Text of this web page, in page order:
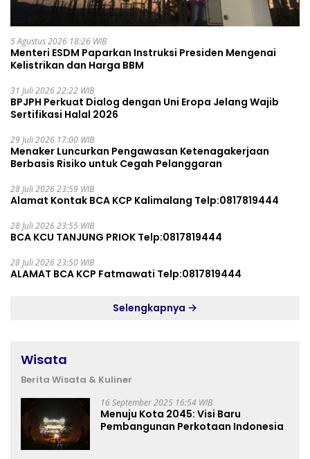
5 Agustus 2026 18:26 WIB
Menteri ESDM Paparkan Instruksi Presiden Mengenai
Kelistrikan dan Harga BBM
31 Juli 2026 22:22 WIB
BPJPH Perkuat Dialog dengan Uni Eropa Jelang Wajib
Sertifikasi Halal 2026
29 Juli 2026 17:00 WIB
Menaker Luncurkan Pengawasan Ketenagakerjaan
Berbasis Risiko untuk Cegah Pelanggaran
28 Juli 2026 23:59 WIB
Alamat Kontak BCA KCP Kalimalang Telp:0817819444
28 Juli 2026 23:55 WIB
BCA KCU TANJUNG PRIOK Telp:0817819444
28 Juli 2026 23:50 WIB
ALAMAT BCA KCP Fatmawati Telp:0817819444
Selengkapnya
Wisata
Berita Wisata & Kuliner
16 September 2025 16:54 WIB
Menuju Kota 2045: Visi Baru
Pembangunan Perkotaan Indonesia